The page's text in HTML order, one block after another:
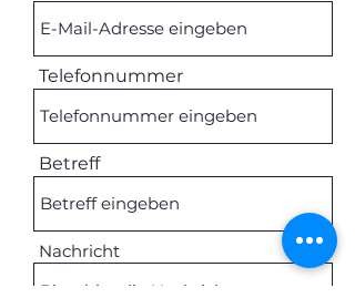
Telefonnummer
Betreff
Nachricht